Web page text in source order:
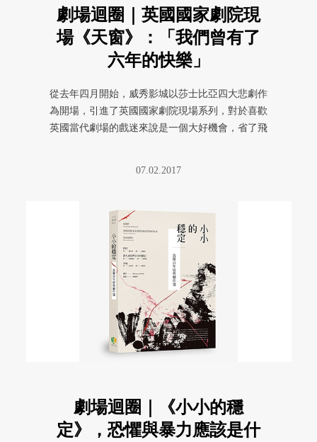
劇場迴圈｜英國國家劇院現
場《天窗》：「我們曾有了
六年的快樂」
從去年四月開始，威秀影城以莎士比亞四大悲劇作
為開場，引進了英國國家劇院現場系列，對於喜歡
英國當代劇場的戲迷來說是一個大好機會，省了飛
07.02.2017
劇場迴圈｜《小小的穩
定》，恐懼與暴力應該是什